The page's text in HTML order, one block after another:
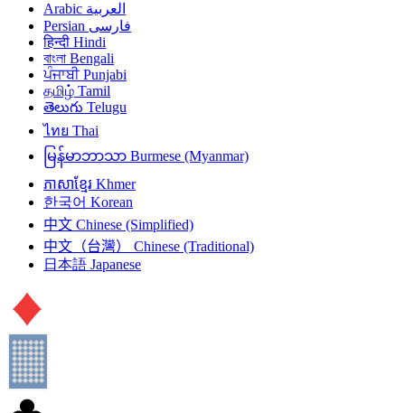
العربية Arabic
فارسی Persian
हिन्दी Hindi
বাংলা Bengali
ਪੰਜਾਬੀ Punjabi
தமிழ் Tamil
తెలుగు Telugu
ไทย Thai
မြန်မာဘာသာ Burmese (Myanmar)
ភាសាខ្មែរ Khmer
한국어 Korean
中文 Chinese (Simplified)
中文（台灣）
Chinese (Traditional)
日本語 Japanese